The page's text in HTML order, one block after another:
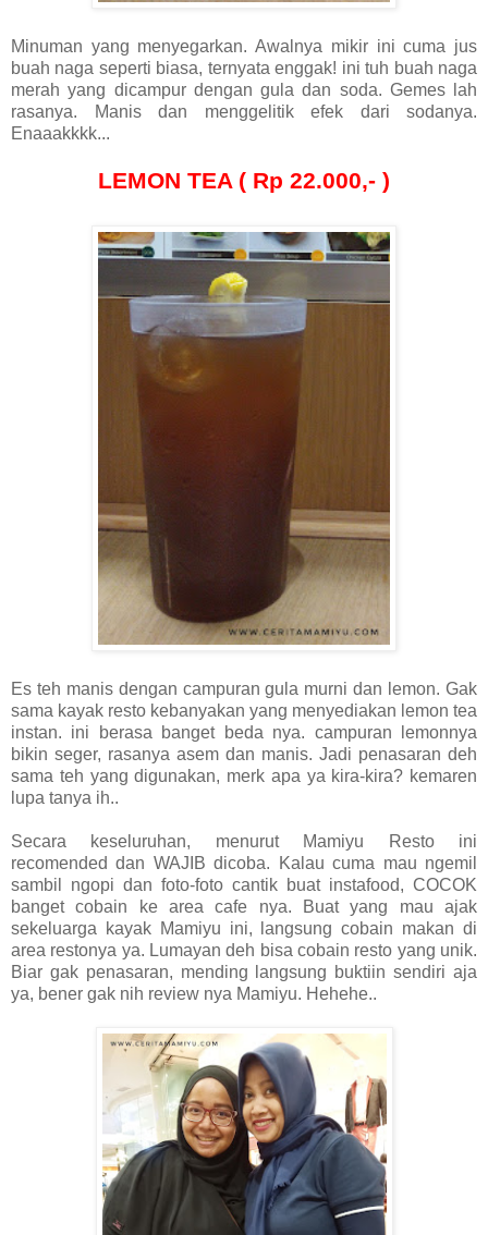
Minuman yang menyegarkan. Awalnya mikir ini cuma jus
buah naga seperti biasa, ternyata enggak! ini tuh buah naga
merah yang dicampur dengan gula dan soda. Gemes lah
rasanya. Manis dan menggelitik efek dari sodanya.
Enaaakkkk...
LEMON TEA ( Rp 22.000,- )
Es teh manis dengan campuran gula murni dan lemon. Gak
sama kayak resto kebanyakan yang menyediakan lemon tea
instan. ini berasa banget beda nya. campuran lemonnya
bikin seger, rasanya asem dan manis. Jadi penasaran deh
sama teh yang digunakan, merk apa ya kira-kira? kemaren
lupa tanya ih..
Secara keseluruhan, menurut Mamiyu Resto ini
recomended dan WAJIB dicoba. Kalau cuma mau ngemil
sambil ngopi dan foto-foto cantik buat instafood, COCOK
banget cobain ke area cafe nya. Buat yang mau ajak
sekeluarga kayak Mamiyu ini, langsung cobain makan di
area restonya ya. Lumayan deh bisa cobain resto yang unik.
Biar gak penasaran, mending langsung buktiin sendiri aja
ya, bener gak nih review nya Mamiyu. Hehehe..